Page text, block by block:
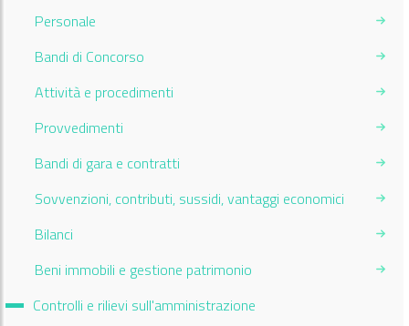
Personale
Bandi di Concorso
Attività e procedimenti
Provvedimenti
Bandi di gara e contratti
Sovvenzioni, contributi, sussidi, vantaggi economici
Bilanci
Beni immobili e gestione patrimonio
Controlli e rilievi sull'amministrazione